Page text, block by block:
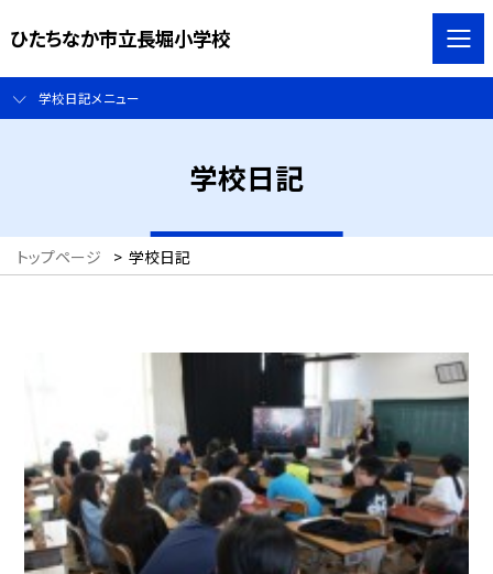
ひたちなか市立長堀小学校
学校日記メニュー
学校日記
トップページ > 学校日記